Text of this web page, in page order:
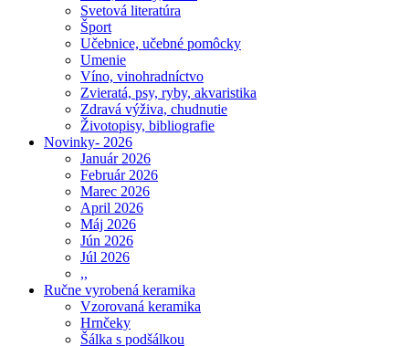
Svetová literatúra
Šport
Učebnice, učebné pomôcky
Umenie
Víno, vinohradníctvo
Zvieratá, psy, ryby, akvaristika
Zdravá výživa, chudnutie
Životopisy, bibliografie
Novinky- 2026
Január 2026
Február 2026
Marec 2026
April 2026
Máj 2026
Jún 2026
Júl 2026
,,
Ručne vyrobená keramika
Vzorovaná keramika
Hrnčeky
Šálka s podšálkou